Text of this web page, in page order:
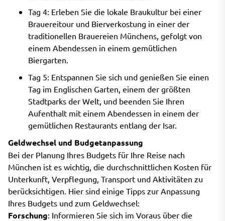
Tag 4: Erleben Sie die lokale Braukultur bei einer
Brauereitour und Bierverkostung in einer der
traditionellen Brauereien Münchens, gefolgt von
einem Abendessen in einem gemütlichen
Biergarten.
Tag 5: Entspannen Sie sich und genießen Sie einen
Tag im Englischen Garten, einem der größten
Stadtparks der Welt, und beenden Sie Ihren
Aufenthalt mit einem Abendessen in einem der
gemütlichen Restaurants entlang der Isar.
Geldwechsel und Budgetanpassung
Bei der Planung Ihres Budgets für Ihre Reise nach
München ist es wichtig, die durchschnittlichen Kosten für
Unterkunft, Verpflegung, Transport und Aktivitäten zu
berücksichtigen. Hier sind einige Tipps zur Anpassung
Ihres Budgets und zum Geldwechsel:
Forschung: Informieren Sie sich im Voraus über die